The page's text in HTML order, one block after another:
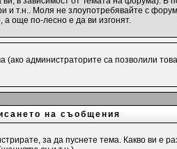
т.н.. Моля не злоупотребявайте с
още по-лесно е да ви изгонят.
администраторите са позволили
на съобщения
за да пуснете тема. Какво ви е